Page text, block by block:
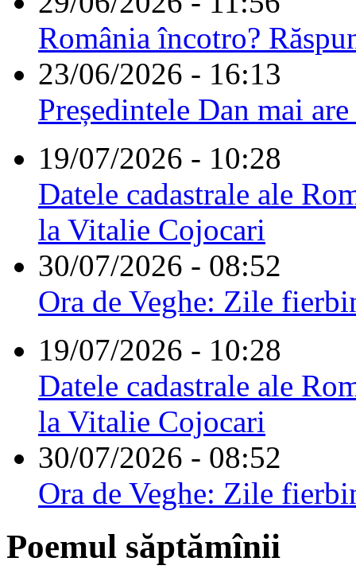
România încotro?
23/06/2026 - 16:13
Președintele Dan mai
19/07/2026 - 10:28
Datele cadastrale ale
la Vitalie Cojocari
30/07/2026 - 08:52
Ora de Veghe: Zile
19/07/2026 - 10:28
Datele cadastrale ale
la Vitalie Cojocari
30/07/2026 - 08:52
Ora de Veghe: Zile
Poemul săptămînii